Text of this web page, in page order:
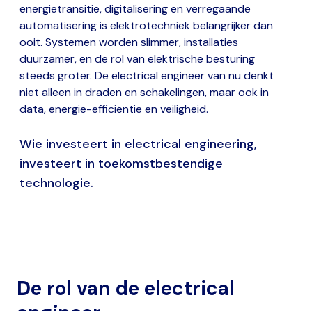
energietransitie, digitalisering en verregaande
automatisering is elektrotechniek belangrijker dan
ooit. Systemen worden slimmer, installaties
duurzamer, en de rol van elektrische besturing
steeds groter. De electrical engineer van nu denkt
niet alleen in draden en schakelingen, maar ook in
data, energie-efficiëntie en veiligheid.
Wie investeert in electrical engineering,
investeert in toekomstbestendige
technologie.
De rol van de electrical